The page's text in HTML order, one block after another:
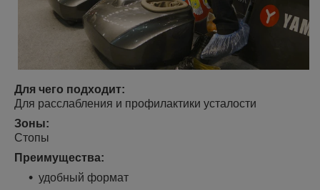
Для чего подходит:
Для расслабления и профилактики усталости
Зоны:
Стопы
Преимущества:
удобный формат